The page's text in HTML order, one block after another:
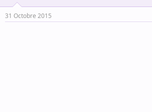
s
31 Octobre 2015